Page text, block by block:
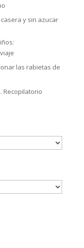
y sin azucar
las rabietas de
Recopilatorio